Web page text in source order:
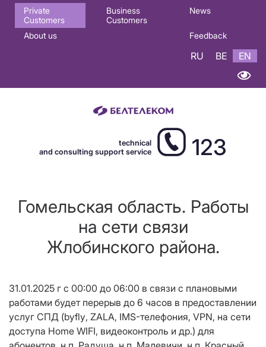
Основная
навигация
Private
Customers
Business
Customers
News
About us Feedback
RU BE EN
technical
and consulting support service
123
Гомельская область. Работы
на сети связи
Жлобинского района.
31.01.2025 г с 00:00 до 06:00 в связи с плановыми
работами будет перерыв до 6 часов в предоставлении
услуг СПД (byfly, ZALA, IMS-телефония, VPN, на сети
доступа Home WIFI, видеоконтроль и др.) для